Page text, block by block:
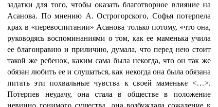
задатки для того, чтобы оказать благотворное влияние на
Асанова. По мнению А. Острогорского, Софья потерпела
крах в «перевоспитании» Асанова только потому, «что она,
руководясь воспоминаниями о том, как ее маменька учила
ее благонравию и приличию, думала, что перед нею стоит
такой же ребенок, каким сама была некогда, что он так же
обязан любить ее и слушаться, как некогда она была обязана
питать эти похвальные чувства к своей маменьке <…>.
Потерпев неудачу, она стала в обществе в положение